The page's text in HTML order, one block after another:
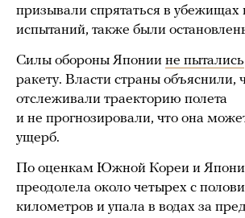
призывали спрятаться в убежищах
испытаний, также были
Силы обороны Японии не пытались
ракету. Власти страны объяснили,
отслеживали траекторию полета
и не прогнозировали, что она
ущерб.
По оценкам Южной Кореи и
преодолела около четырех с
километров и упала в водах за